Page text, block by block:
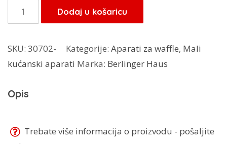
Berlinger
Haus
za
waffle
9450
Dodaj u košaricu
SKU: 30702- Kategorije: Aparati za waffle, Mali
kućanski aparati Marka: Berlinger Haus
Opis
Trebate više informacija o proizvodu - pošaljite